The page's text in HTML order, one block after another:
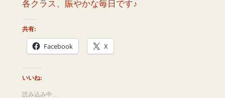
各クラス、賑やかな毎日です♪
共有:
Facebook X
いいね:
読み込み中…